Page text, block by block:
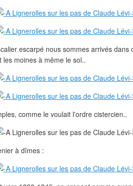
escarpé nous sommes arrivés dans
moines à même le sol..
comme le voulait l'ordre cistercien..
à dîmes :